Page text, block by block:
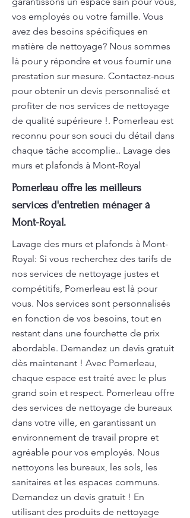
vos employés ou votre famille. Vous
avez des besoins spécifiques en
matière de nettoyage? Nous sommes
là pour y répondre et vous fournir une
prestation sur mesure. Contactez-nous
pour obtenir un devis personnalisé et
profiter de nos services de nettoyage
de qualité supérieure !. Pomerleau est
reconnu pour son souci du détail dans
chaque tâche accomplie.. Lavage des
murs et plafonds à Mont-Royal
Pomerleau offre les meilleurs
services d'entretien ménager à
Mont-Royal.
Lavage des murs et plafonds à Mont-
Royal: Si vous recherchez des tarifs de
nos services de nettoyage justes et
compétitifs, Pomerleau est là pour
vous. Nos services sont personnalisés
en fonction de vos besoins, tout en
restant dans une fourchette de prix
abordable. Demandez un devis gratuit
dès maintenant ! Avec Pomerleau,
chaque espace est traité avec le plus
grand soin et respect. Pomerleau offre
des services de nettoyage de bureaux
dans votre ville, en garantissant un
environnement de travail propre et
agréable pour vos employés. Nous
nettoyons les bureaux, les sols, les
sanitaires et les espaces communs.
Demandez un devis gratuit ! En
utilisant des produits de nettoyage